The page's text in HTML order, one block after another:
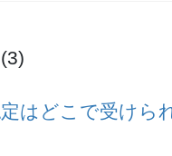
(3)
はどこで受けら